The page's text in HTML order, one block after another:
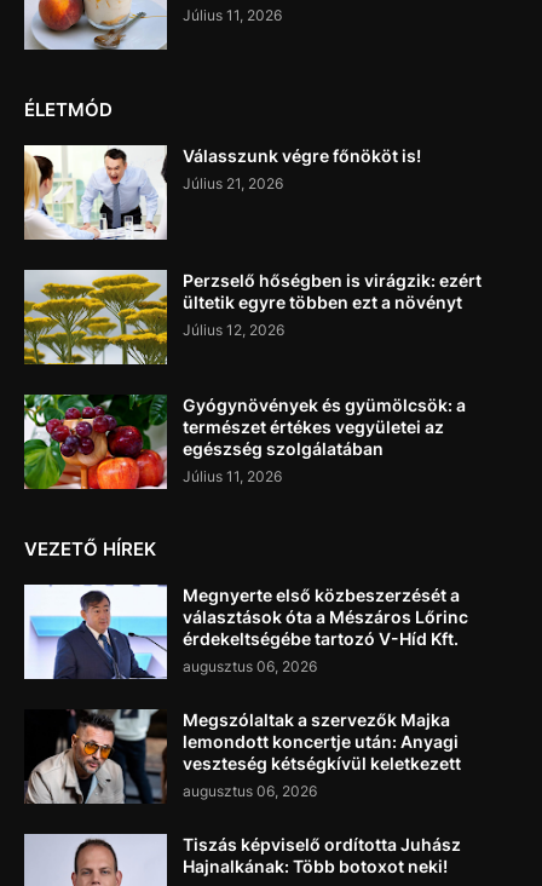
Július 11, 2026
ÉLETMÓD
Válasszunk végre főnököt is!
Július 21, 2026
Perzselő hőségben is virágzik: ezért
ültetik egyre többen ezt a növényt
Július 12, 2026
Gyógynövények és gyümölcsök: a
természet értékes vegyületei az
egészség szolgálatában
Július 11, 2026
VEZETŐ HÍREK
Megnyerte első közbeszerzését a
választások óta a Mészáros Lőrinc
érdekeltségébe tartozó V-Híd Kft.
augusztus 06, 2026
Megszólaltak a szervezők Majka
lemondott koncertje után: Anyagi
veszteség kétségkívül keletkezett
augusztus 06, 2026
Tiszás képviselő ordította Juhász
Hajnalkának: Több botoxot neki!